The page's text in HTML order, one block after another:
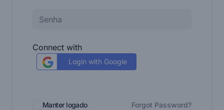
Connect with
Login with Google
Manter logado Forgot Password?